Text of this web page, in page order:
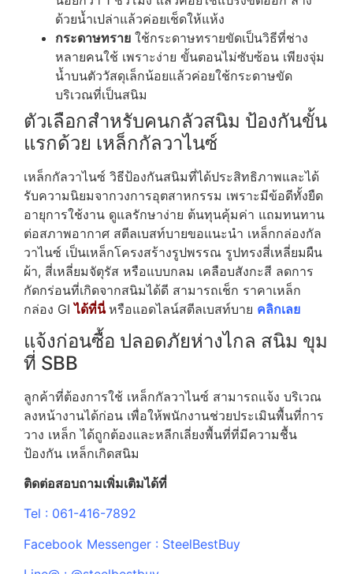
ด้วยน้ำเปล่าแล้วค่อยเช็ดให้แห้ง
กระดาษทราย ใช้กระดาษทรายขัดเป็นวิธีที่ช่าง
หลายคนใช้ เพราะง่าย ขั้นตอนไม่ซับซ้อน เพียงจุ่ม
น้ำบนตัววัสดุเล็กน้อยแล้วค่อยใช้กระดาษขัด
บริเวณที่เป็นสนิม
ตัวเลือกสำหรับคนกลัวสนิม ป้องกันขั้น
แรกด้วย เหล็กกัลวาไนซ์
เหล็กกัลวาไนซ์ วิธีป้องกันสนิมที่ได้ประสิทธิภาพและได้
รับความนิยมจากวงการอุตสาหกรรม เพราะมีข้อดีทั้งยืด
อายุการใช้งาน ดูแลรักษาง่าย ต้นทุนคุ้มค่า แถมทนทาน
ต่อสภาพอากาศ สตีลเบสท์บายขอแนะนำ เหล็กกล่องกัล
วาไนซ์ เป็นเหล็กโครงสร้างรูปพรรณ รูปทรงสี่เหลี่ยมผืน
ผ้า, สี่เหลี่ยมจัตุรัส หรือแบบกลม เคลือบสังกะสี ลดการ
กัดกร่อนที่เกิดจากสนิมได้ดี สามารถเช็ก ราคาเหล็ก
กล่อง GIได้ที่นี่หรือแอดไลน์สตีลเบสท์บาย คลิกเลย
แจ้งก่อนซื้อ ปลอดภัยห่างไกล สนิม ขุม
ที่ SBB
ลูกค้าที่ต้องการใช้ เหล็กกัลวาไนซ์ สามารถแจ้ง บริเวณ
ลงหน้างานได้ก่อน เพื่อให้พนักงานช่วยประเมินพื้นที่การ
วาง เหล็ก ได้ถูกต้องและหลีกเลี่ยงพื้นที่ที่มีความชื้น
ป้องกัน เหล็กเกิดสนิม
ติดต่อสอบถามเพิ่มเติมได้ที่
Tel : 061-416-7892
Facebook Messenger : SteelBestBuy